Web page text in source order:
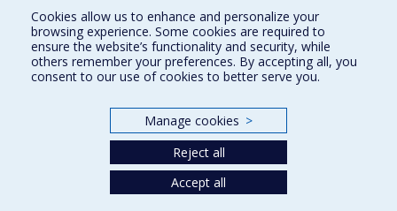
Nous trouver
Plan du site
Accessibilité
Cookies allow us to enhance and personalize your
browsing experience. Some cookies are required to
ensure the website’s functionality and security, while
others remember your preferences. By accepting all, you
consent to our use of cookies to better serve you.
Manage cookies >
Reject all
Accept all